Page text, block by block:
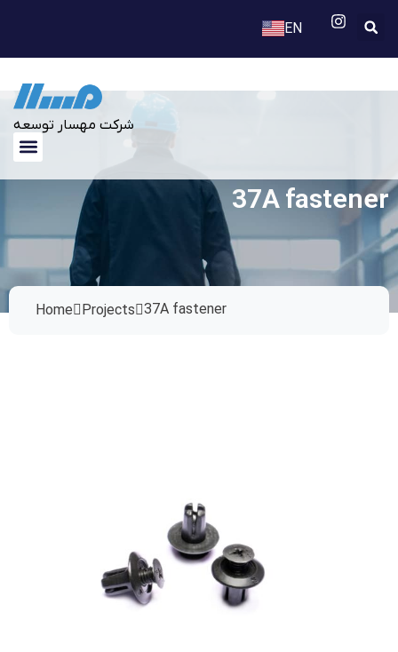
ENFA
شرکت مهسار توسعه
37A fastener
Home Projects 37A fastener